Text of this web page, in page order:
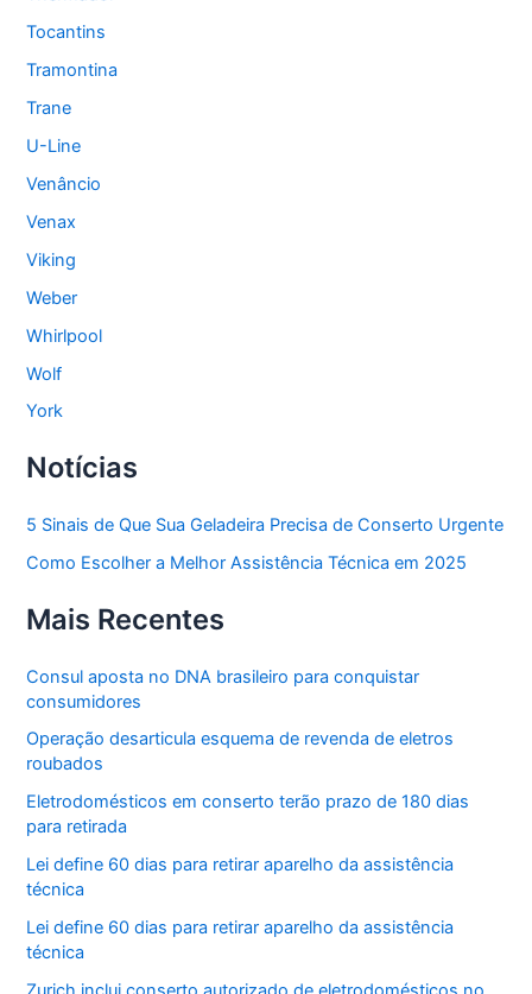
Tocantins
Tramontina
Trane
U-Line
Venâncio
Venax
Viking
Weber
Whirlpool
Wolf
York
Notícias
5 Sinais de Que Sua Geladeira Precisa de Conserto Urgente
Como Escolher a Melhor Assistência Técnica em 2025
Mais Recentes
Consul aposta no DNA brasileiro para conquistar
consumidores
Operação desarticula esquema de revenda de eletros
roubados
Eletrodomésticos em conserto terão prazo de 180 dias
para retirada
Lei define 60 dias para retirar aparelho da assistência
técnica
Lei define 60 dias para retirar aparelho da assistência
técnica